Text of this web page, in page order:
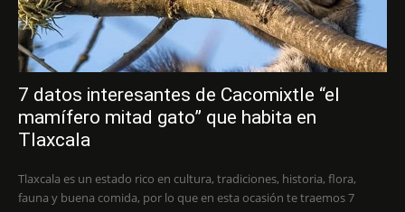
7 datos interesantes de Cacomixtle “el
mamífero mitad gato” que habita en
Tlaxcala
Tlaxcala es un estado rico en cultura, tradiciones, historia, flora,
fauna y buena comida, por lo que en esta ocasión te traemos 7